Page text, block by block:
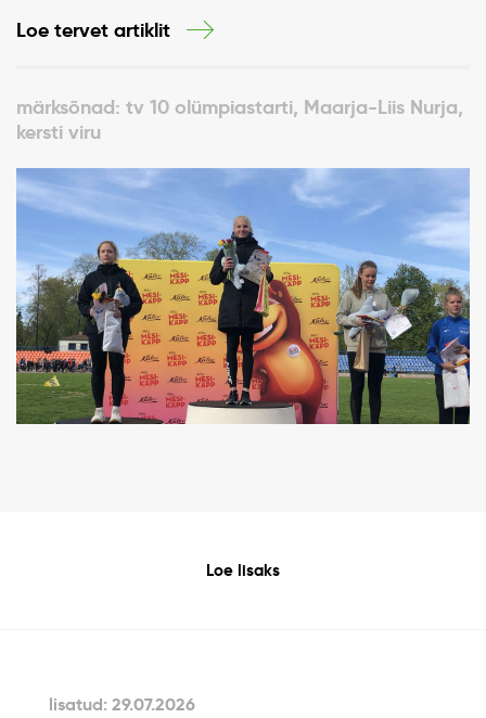
Loe tervet artiklit
märksõnad: tv 10 olümpiastarti, Maarja-Liis Nurja,
kersti viru
Loe lisaks
lisatud: 29.07.2026